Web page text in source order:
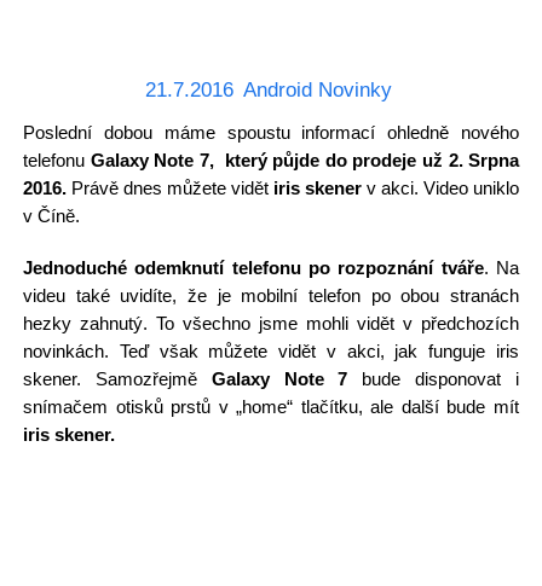
21.7.2016 Android Novinky
Poslední dobou máme spoustu informací ohledně nového
telefonu Galaxy Note 7, který půjde do prodeje už 2. Srpna
2016.Právě dnes můžete vidět iris skener v akci. Video uniklo
v Číně.
Jednoduché odemknutí telefonu po rozpoznání tváře. Na
videu také uvidíte, že je mobilní telefon po obou stranách
hezky zahnutý. To všechno jsme mohli vidět v předchozích
novinkách. Teď však můžete vidět v akci, jak funguje iris
skener. Samozřejmě Galaxy Note 7 bude disponovat i
snímačem otisků prstů v „home“ tlačítku, ale další bude mít
iris skener.